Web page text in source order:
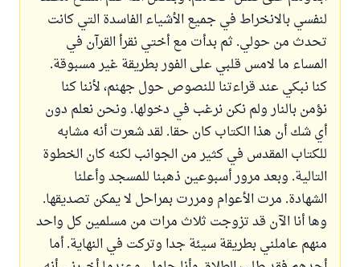
لنفسي بالانخراط في جميع الأشياء الفاسدة التي كانت
تحدث من حولي. ثم بدأت مع أختي نقرأ القرآن في
المساء ما لامس قلبي على الفور بطريقة غير مسبوقة.
كنا نبكي عند قراءتنا للنصوص حول جهنم، لأننا كنا
نؤمن بالنار ولم نكن نرغب في دخولها. ونحن نعلم دون
أي شك أن هذا الكتاب كان حقا. لقد شعرت أنه مشابه
للكتاب المقدس في كثير من الجوانب لكنه كان الخطوة
التالية. وبعد مرور أسبوعين ذهبنا للمسجد وأعلنا
الشهادة. مرت الأعوام ومررت بمراحل لا يمكن تصديقها.
وها أنا الآن قد تزوجت ثلاث مرات من مسلمين كل واحد
منهم عاملني بطريقة سيئة جدا وتركت في النهاية. أما